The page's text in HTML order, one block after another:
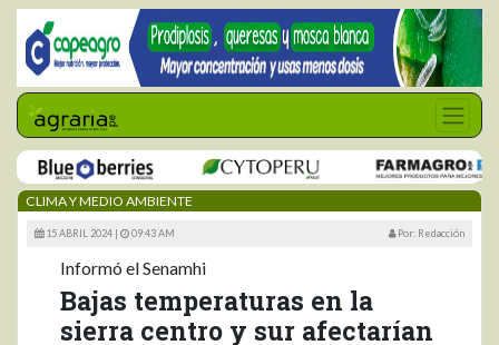
CLIMA Y MEDIO AMBIENTE
15 ABRIL 2024 | 09:43 AM Por: Redacción
Informó el Senamhi
Bajas temperaturas en la
sierra centro y sur afectarían